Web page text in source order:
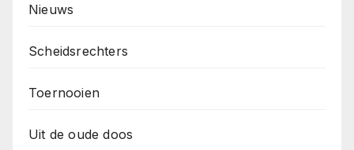
Nieuws
Scheidsrechters
Toernooien
Uit de oude doos